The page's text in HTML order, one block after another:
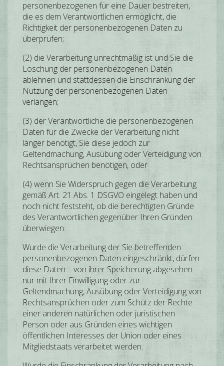
personenbezogenen für eine Dauer bestreiten,
die es dem Verantwortlichen ermöglicht, die
Richtigkeit der personenbezogenen Daten zu
überprüfen;
(2) die Verarbeitung unrechtmäßig ist und Sie die
Löschung der personenbezogenen Daten
ablehnen und stattdessen die Einschränkung der
Nutzung der personenbezogenen Daten
verlangen;
(3) der Verantwortliche die personenbezogenen
Daten für die Zwecke der Verarbeitung nicht
länger benötigt, Sie diese jedoch zur
Geltendmachung, Ausübung oder Verteidigung von
Rechtsansprüchen benötigen, oder
(4) wenn Sie Widerspruch gegen die Verarbeitung
gemäß Art. 21 Abs. 1 DSGVO eingelegt haben und
noch nicht feststeht, ob die berechtigten Gründe
des Verantwortlichen gegenüber Ihren Gründen
überwiegen.
Wurde die Verarbeitung der Sie betreffenden
personenbezogenen Daten eingeschränkt, dürfen
diese Daten – von ihrer Speicherung abgesehen –
nur mit Ihrer Einwilligung oder zur
Geltendmachung, Ausübung oder Verteidigung von
Rechtsansprüchen oder zum Schutz der Rechte
einer anderen natürlichen oder juristischen
Person oder aus Gründen eines wichtigen
öffentlichen Interesses der Union oder eines
Mitgliedstaats verarbeitet werden.